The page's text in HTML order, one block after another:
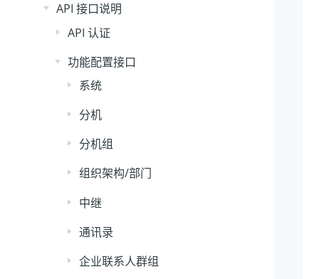
API 接口说明
API 认证
功能配置接口
系统
分机
分机组
组织架构/部门
中继
通讯录
企业联系人群组